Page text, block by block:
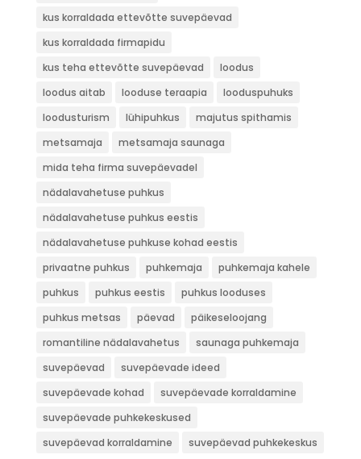
kus korraldada ettevõtte suvepäevad
kus korraldada firmapidu
kus teha ettevõtte suvepäevad
loodus
loodus aitab
looduse teraapia
looduspuhuks
loodusturism
lühipuhkus
majutus spithamis
metsamaja
metsamaja saunaga
mida teha firma suvepäevadel
nädalavahetuse puhkus
nädalavahetuse puhkus eestis
nädalavahetuse puhkuse kohad eestis
privaatne puhkus
puhkemaja
puhkemaja kahele
puhkus
puhkus eestis
puhkus looduses
puhkus metsas
päevad
päikeseloojang
romantiline nädalavahetus
saunaga puhkemaja
suvepäevad
suvepäevade ideed
suvepäevade kohad
suvepäevade korraldamine
suvepäevade puhkekeskused
suvepäevad korraldamine
suvepäevad puhkekeskus